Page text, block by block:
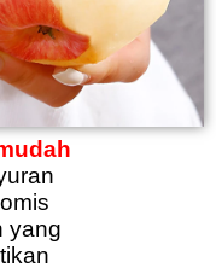
yang